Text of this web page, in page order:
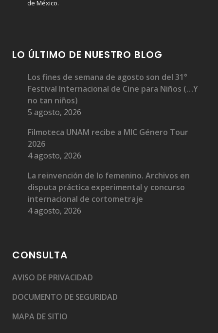
de México.
LO ÚLTIMO DE NUESTRO BLOG
Los fines de semana de agosto son del 31°
Festival Internacional de Cine para Niños (…Y
no tan niños)
5 agosto, 2026
Filmoteca UNAM recibe a MIC Género Tour
2026
4 agosto, 2026
La reinvención de lo femenino. Archivos en
disputa práctica experimental y concurso
internacional de cortometraje
4 agosto, 2026
CONSULTA
AVISO DE PRIVACIDAD
DOCUMENTO DE SEGURIDAD
MAPA DE SITIO